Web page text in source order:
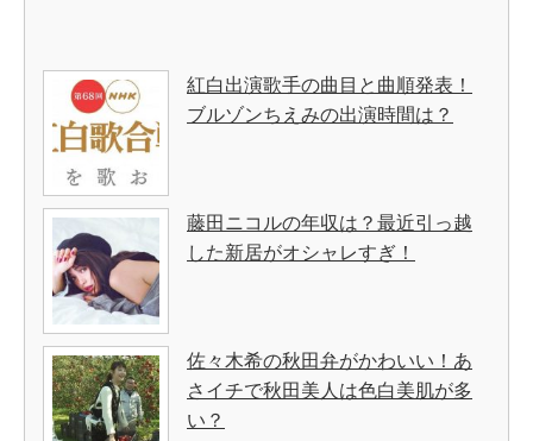
紅白出演歌手の曲目と曲順発表！
ブルゾンちえみの出演時間は？
藤田ニコルの年収は？最近引っ越
した新居がオシャレすぎ！
佐々木希の秋田弁がかわいい！あ
さイチで秋田美人は色白美肌が多
い？